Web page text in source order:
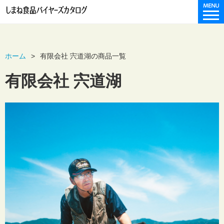
ホーム 有限会社 宍道湖の商品一覧
有限会社 宍道湖